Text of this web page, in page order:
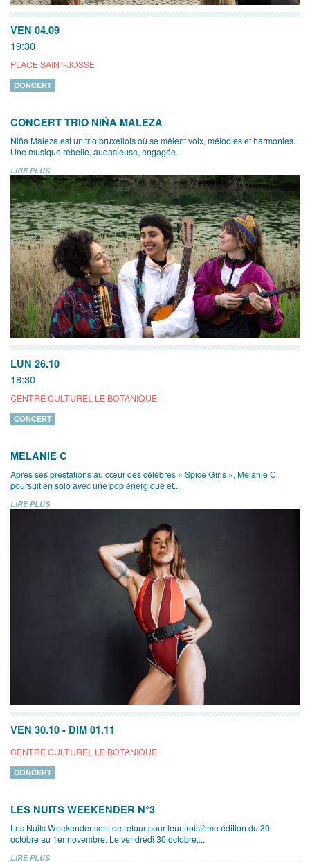
VEN 04.09
19:30
PLACE SAINT-JOSSE
CONCERT
CONCERT TRIO NIÑA MALEZA
Niña Maleza est un trio bruxellois où se mêlent voix, mélodies et harmonies.
Une musique rebelle, audacieuse, engagée...
LIRE PLUS
LUN 26.10
18:30
CENTRE CULTUREL LE BOTANIQUE
CONCERT
MELANIE C
Après ses prestations au cœur des célèbres « Spice Girls », Melanie C
poursuit en solo avec une pop énergique et...
LIRE PLUS
VEN 30.10 - DIM 01.11
CENTRE CULTUREL LE BOTANIQUE
CONCERT
LES NUITS WEEKENDER N°3
Les Nuits Weekender sont de retour pour leur troisième édition du 30
octobre au 1er novembre. Le vendredi 30 octobre,...
LIRE PLUS